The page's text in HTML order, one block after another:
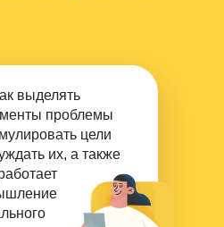
выделять
проблемы
цели
их, а также